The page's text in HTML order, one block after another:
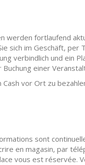
werden fortlaufend
sich im Geschäft,
verbindlich und ein
einer
vor Ort zu
sont
en magasin, par
vous est réservée.